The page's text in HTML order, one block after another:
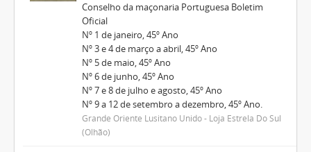
Conselho da maçonaria Portuguesa Boletim
Oficial
Nº 1 de janeiro, 45º Ano
Nº 3 e 4 de março a abril, 45º Ano
Nº 5 de maio, 45º Ano
Nº 6 de junho, 45º Ano
Nº 7 e 8 de julho e agosto, 45º Ano
Nº 9 a 12 de setembro a dezembro, 45º Ano.
Grande Oriente Lusitano Unido - Loja Estrela Do Sul
(Olhão)